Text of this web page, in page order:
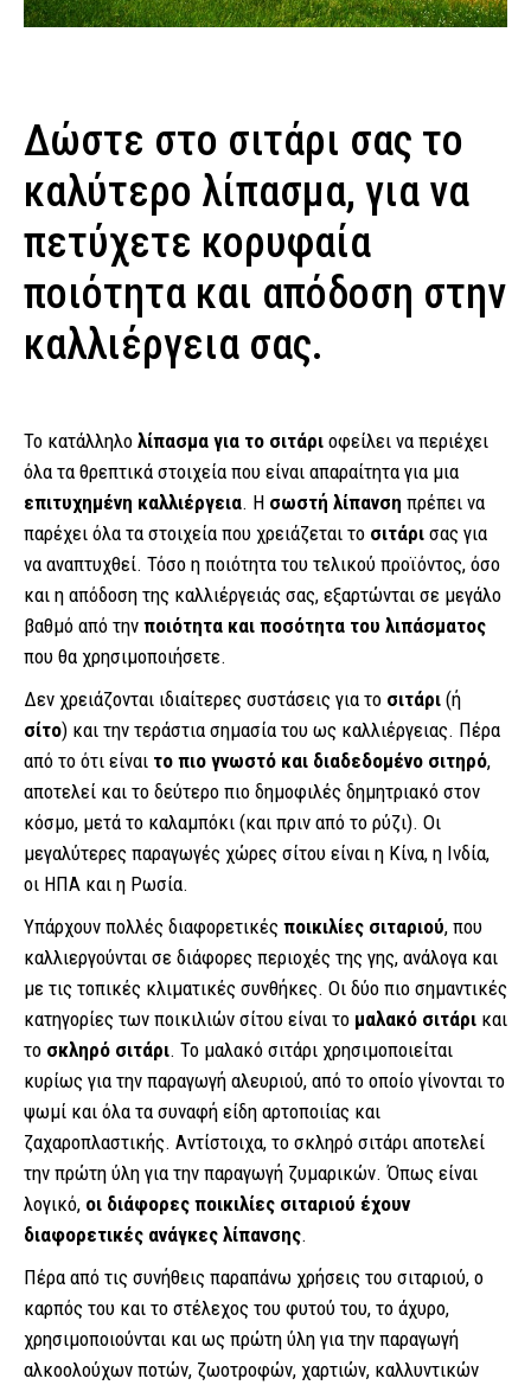
Δώστε στο σιτάρι σας το
καλύτερο λίπασμα, για να
πετύχετε κορυφαία
ποιότητα και απόδοση στην
καλλιέργεια σας.
Το κατάλληλο λίπασμα για το σιτάρι οφείλει να περιέχει
όλα τα θρεπτικά στοιχεία που είναι απαραίτητα για μια
επιτυχημένη καλλιέργεια. Η σωστή λίπανση πρέπει να
παρέχει όλα τα στοιχεία που χρειάζεται το σιτάρι σας για
να αναπτυχθεί. Τόσο η ποιότητα του τελικού προϊόντος, όσο
και η απόδοση της καλλιέργειάς σας, εξαρτώνται σε μεγάλο
βαθμό από την ποιότητα και ποσότητα του λιπάσματος
που θα χρησιμοποιήσετε.
Δεν χρειάζονται ιδιαίτερες συστάσεις για το σιτάρι (ή
σίτο) και την τεράστια σημασία του ως καλλιέργειας. Πέρα
από το ότι είναι το πιο γνωστό και διαδεδομένο σιτηρό,
αποτελεί και το δεύτερο πιο δημοφιλές δημητριακό στον
κόσμο, μετά το καλαμπόκι (και πριν από το ρύζι). Οι
μεγαλύτερες παραγωγές χώρες σίτου είναι η Κίνα, η Ινδία,
οι ΗΠΑ και η Ρωσία.
Υπάρχουν πολλές διαφορετικές ποικιλίες σιταριού, που
καλλιεργούνται σε διάφορες περιοχές της γης, ανάλογα και
με τις τοπικές κλιματικές συνθήκες. Οι δύο πιο σημαντικές
κατηγορίες των ποικιλιών σίτου είναι το μαλακό σιτάρι και
το σκληρό σιτάρι. Το μαλακό σιτάρι χρησιμοποιείται
κυρίως για την παραγωγή αλευριού, από το οποίο γίνονται το
ψωμί και όλα τα συναφή είδη αρτοποιίας και
ζαχαροπλαστικής. Αντίστοιχα, το σκληρό σιτάρι αποτελεί
την πρώτη ύλη για την παραγωγή ζυμαρικών. Όπως είναι
λογικό, οι διάφορες ποικιλίες σιταριού έχουν
διαφορετικές ανάγκες λίπανσης.
Πέρα από τις συνήθεις παραπάνω χρήσεις του σιταριού, ο
καρπός του και το στέλεχος του φυτού του, το άχυρο,
χρησιμοποιούνται και ως πρώτη ύλη για την παραγωγή
αλκοολούχων ποτών, ζωοτροφών, χαρτιών, καλλυντικών